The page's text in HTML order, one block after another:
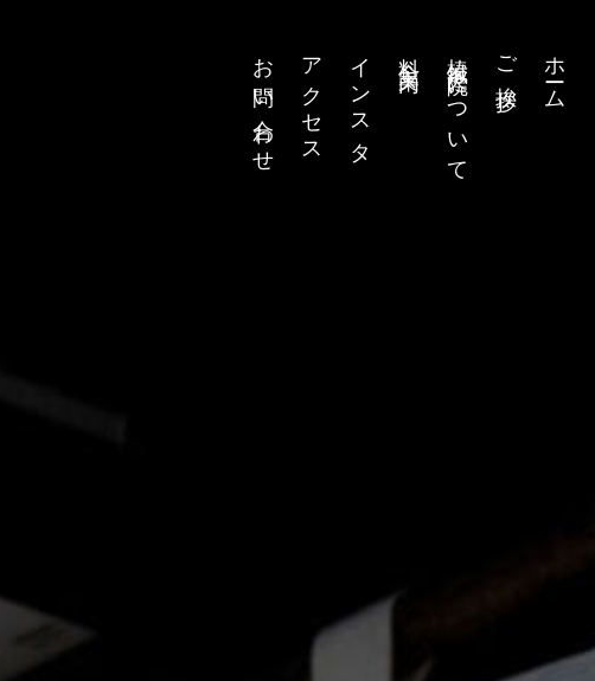
ホーム
ご挨拶
椿鍼灸院について
インスタ
アクセス
お問い合わせ